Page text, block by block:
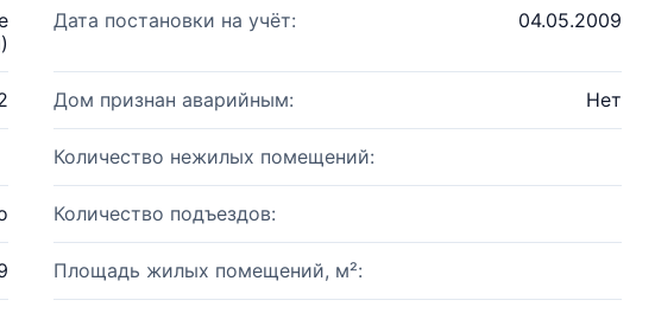
Дата постановки на учёт: 04.05.2009
Дом признан аварийным: Нет
Количество нежилых помещений:
Количество подъездов:
Площадь жилых помещений, м²: